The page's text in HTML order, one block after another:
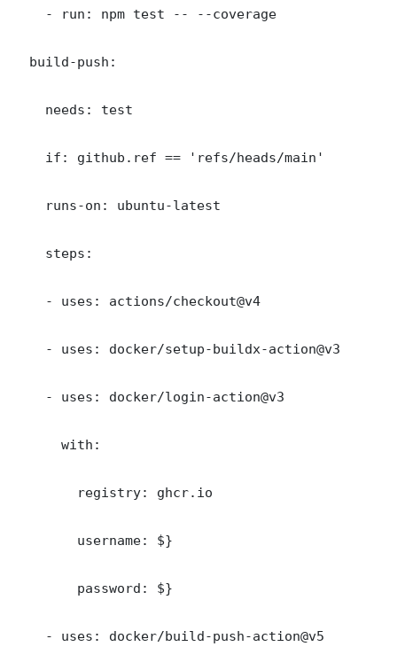
    - run: npm test -- --coverage
  build-push:
    needs: test
    if: github.ref == 'refs/heads/main'
    runs-on: ubuntu-latest
    steps:
    - uses: actions/checkout@v4
    - uses: docker/setup-buildx-action@v3
    - uses: docker/login-action@v3
      with:
        registry: ghcr.io
        username: $}
        password: $}
    - uses: docker/build-push-action@v5